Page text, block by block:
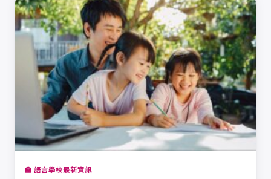
🏫 語言學校最新資訊